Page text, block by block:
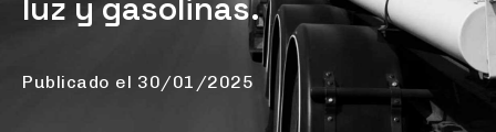
30/01/2025